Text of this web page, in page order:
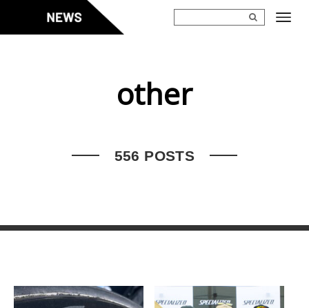
content
other
556 POSTS